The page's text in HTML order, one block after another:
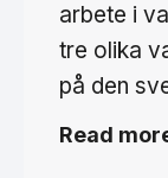
arbete i
tre olika
på den
Read